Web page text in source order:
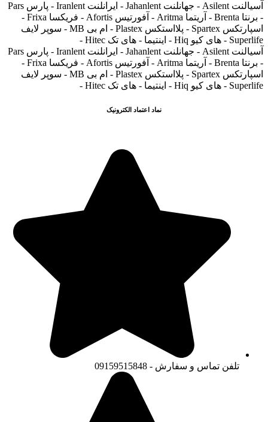
آسیالنت Asilent - جهانلنت Jahanlent - ایرانلنت Iranlent - پارس Pars
- برنتا Brenta - آریتما Aritma - آفورتیس Afortis - فریکسا Frixa -
اسپارتکس Spartex - پلااستکس Plastex - ام بی MB - سوپر لایف
Superlife - های کیو Hiq - اینتیما - های تک Hitec -
آسیالنت Asilent - جهانلنت Jahanlent - ایرانلنت Iranlent - پارس Pars
- برنتا Brenta - آریتما Aritma - آفورتیس Afortis - فریکسا Frixa -
اسپارتکس Spartex - پلااستکس Plastex - ام بی MB - سوپر لایف
Superlife - های کیو Hiq - اینتیما - های تک Hitec -
نماد اعتماد الکترونیک
تلفن تماس و سفارش - 09159515848